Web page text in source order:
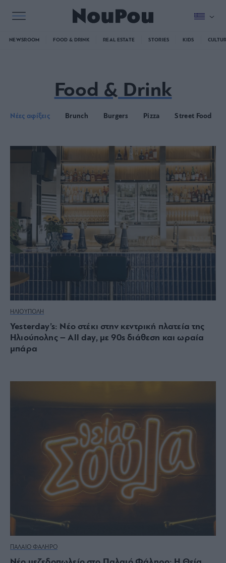
NEWSROOM FOOD & DRINK REAL ESTATE STORIES KIDS
Food & Drink
Νέες αφίξεις Brunch Burgers Pizza Street Food
ΗΛΙΟΥΠΟΛΗ
Yesterday’s: Νέο στέκι στην κεντρική πλατεία της
Ηλιούπολης – All day, με 90s διάθεση και ωραία
μπάρα
ΠΑΛΑΙΟ ΦΑΛΗΡΟ